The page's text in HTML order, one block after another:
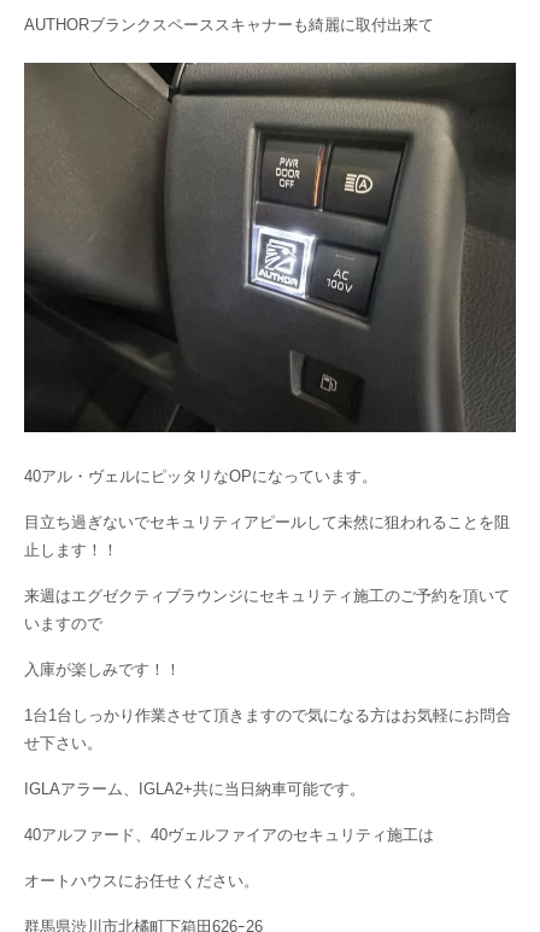
AUTHORブランクスペーススキャナーも綺麗に取付出来て
40アル・ヴェルにピッタリなOPになっています。
目立ち過ぎないでセキュリティアピールして未然に狙われることを阻
止します！！
来週はエグゼクティブラウンジにセキュリティ施工のご予約を頂いて
いますので
入庫が楽しみです！！
1台1台しっかり作業させて頂きますので気になる方はお気軽にお問合
せ下さい。
IGLAアラーム、IGLA2+共に当日納車可能です。
40アルファード、40ヴェルファイアのセキュリティ施工は
オートハウスにお任せください。
群馬県渋川市北橘町下箱田626ｰ26